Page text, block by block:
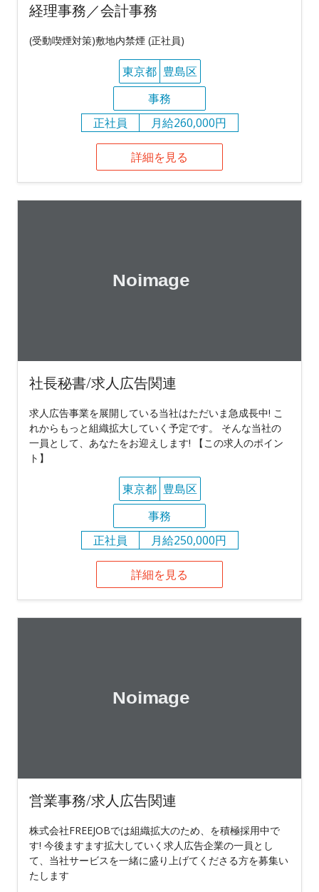
経理事務／会計事務
(受動喫煙対策)敷地内禁煙 (正社員)
東京都 豊島区
事務
正社員
月給260,000円
詳細を見る
社長秘書/求人広告関連
求人広告事業を展開している当社はただいま急成長中! こ
れからもっと組織拡大していく予定です。 そんな当社の
一員として、あなたをお迎えします! 【この求人のポイン
ト】
東京都 豊島区
事務
正社員
月給250,000円
詳細を見る
営業事務/求人広告関連
株式会社FREEJOBでは組織拡大のため、を積極採用中で
す! 今後ますます拡大していく求人広告企業の一員とし
て、当社サービスを一緒に盛り上げてくださる方を募集い
たします